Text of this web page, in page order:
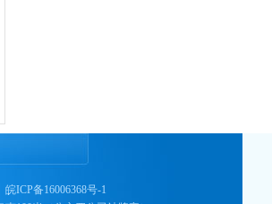
皖ICP备16006368号-1